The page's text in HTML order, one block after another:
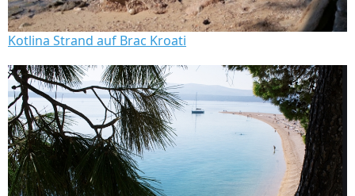
Kotlina Strand auf Brac Kroati